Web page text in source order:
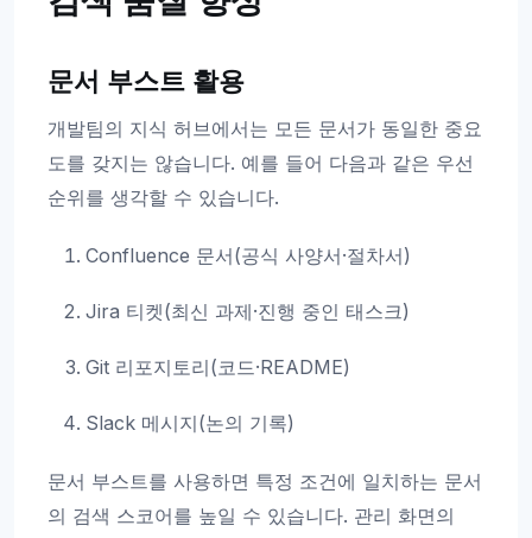
문서 부스트 활용
개발팀의 지식 허브에서는 모든 문서가 동일한 중요
도를 갖지는 않습니다. 예를 들어 다음과 같은 우선
순위를 생각할 수 있습니다.
Confluence 문서(공식 사양서·절차서)
Jira 티켓(최신 과제·진행 중인 태스크)
Git 리포지토리(코드·README)
Slack 메시지(논의 기록)
문서 부스트를 사용하면 특정 조건에 일치하는 문서
의 검색 스코어를 높일 수 있습니다. 관리 화면의